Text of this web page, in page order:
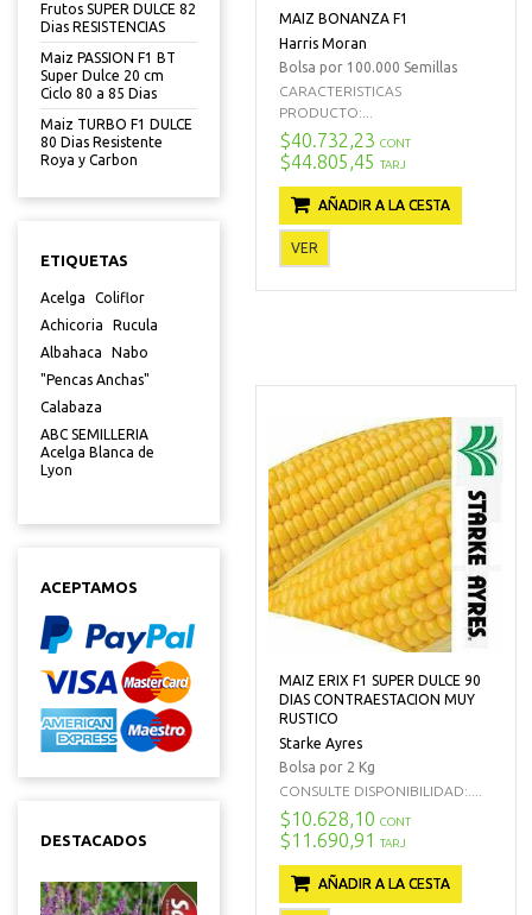
Frutos SUPER DULCE 82
Dias RESISTENCIAS
Maiz PASSION F1 BT
Super Dulce 20 cm
Ciclo 80 a 85 Dias
Maiz TURBO F1 DULCE
80 Dias Resistente
Roya y Carbon
ETIQUETAS
Acelga
Coliflor
Achicoria
Rucula
Albahaca
Nabo
"Pencas Anchas"
Calabaza
ABC SEMILLERIA
Acelga Blanca de
Lyon
ACEPTAMOS
DESTACADOS
MAIZ BONANZA F1
Harris Moran
Bolsa por 100.000 Semillas
CARACTERISTICAS
PRODUCTO:...
$40.732,23 CONT
$44.805,45 TARJ
AÑADIR A LA CESTA
VER
MAIZ ERIX F1 SUPER DULCE 90
DIAS CONTRAESTACION MUY
RUSTICO
Starke Ayres
Bolsa por 2 Kg
CONSULTE DISPONIBILIDAD:....
$10.628,10 CONT
$11.690,91 TARJ
AÑADIR A LA CESTA